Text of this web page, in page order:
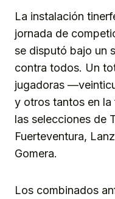
La instalación
jornada de
se disputó bajo un
contra todos. Un
jugadoras
y otros tantos en
las selecciones de
Fuerteventura,
Gomera.
Los combinados